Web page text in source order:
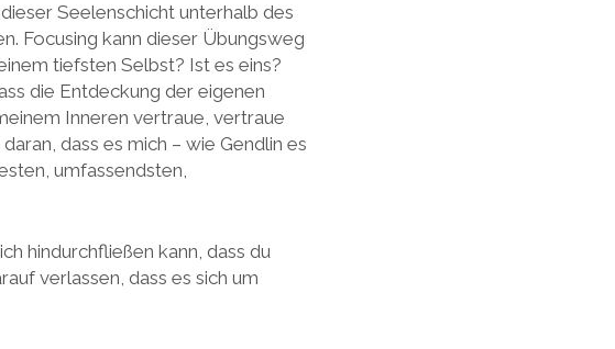
Seelenschicht unterhalb des
Focusing kann dieser Übungsweg
tiefsten Selbst? Ist es eins?
die Entdeckung der eigenen
Inneren vertraue, vertraue
dass es mich – wie Gendlin es
umfassendsten,
hindurchfließen kann, dass du
verlassen, dass es sich um